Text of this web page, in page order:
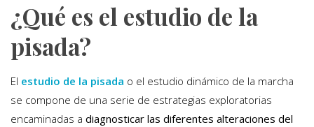
¿Qué es el estudio de la
pisada?
El estudio de la pisada o el estudio dinámico de la marcha
se compone de una serie de estrategias exploratorias
encaminadas a diagnosticar las diferentes alteraciones del